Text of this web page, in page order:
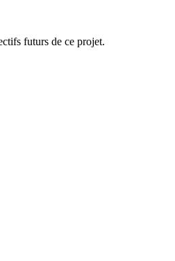
futurs de ce projet.